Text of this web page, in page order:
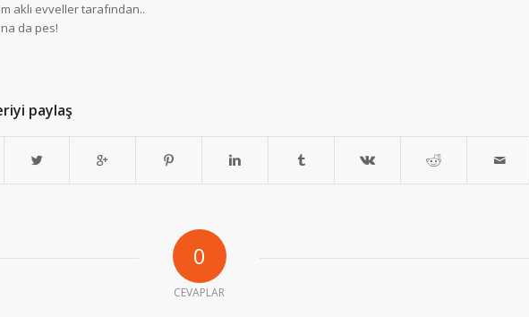
aklı evveller tarafından..
da pes!
paylaş
0
CEVAPLAR